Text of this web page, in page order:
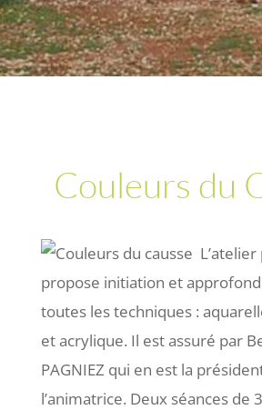
Couleurs du
propose initiation et
toutes les techniques :
et acrylique. Il est assuré par
PAGNIEZ qui en est la
l’animatrice. Deux séances de